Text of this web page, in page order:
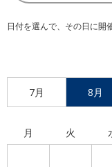
日付を選んで、その日に開
7月 8月
月 火